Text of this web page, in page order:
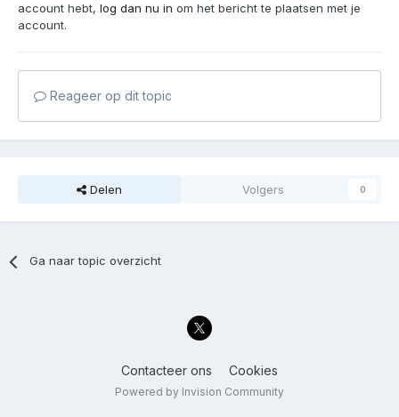
account hebt, log dan nu in om het bericht te plaatsen met je
account.
Reageer op dit topic
Delen Volgers 0
Ga naar topic overzicht
Contacteer ons Cookies
Powered by Invision Community